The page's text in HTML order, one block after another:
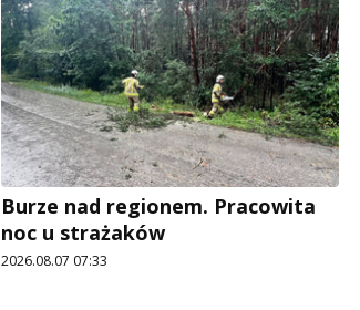
Burze nad regionem. Pracowita
noc u strażaków
2026.08.07 07:33